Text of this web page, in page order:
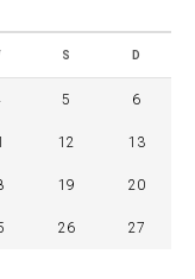
S D
5 6
12 13
19 20
26 27